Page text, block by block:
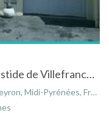
Gite 5 personnes proche de la Bastide de Villefranche de Rouergue
Midi-Pyrénées, France